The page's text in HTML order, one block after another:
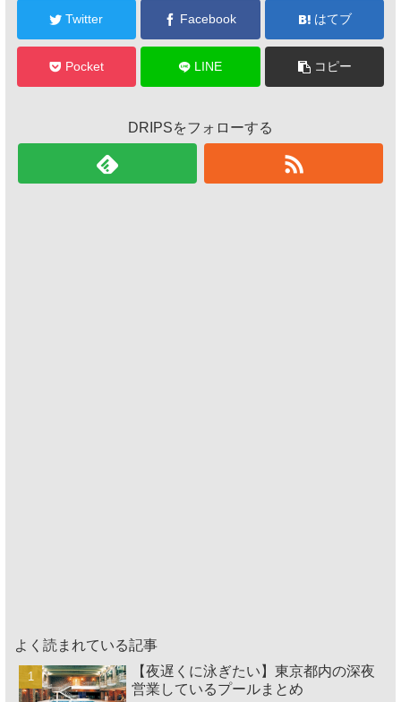
Twitter Facebook はてブ
Pocket LINE コピー
DRIPSをフォローする
よく読まれている記事
【夜遅くに泳ぎたい】東京都内の深夜
営業しているプールまとめ